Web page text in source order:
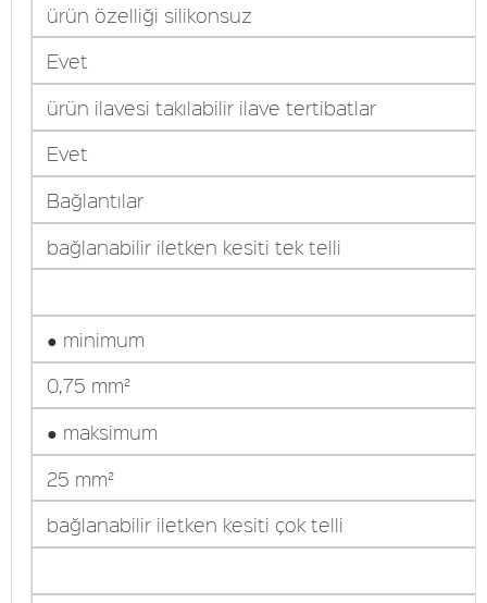
ürün özelliği silikonsuz
Evet
ürün ilavesi takılabilir ilave tertibatlar
Evet
Bağlantılar
bağlanabilir iletken kesiti tek telli
● minimum
0,75 mm²
● maksimum
25 mm²
bağlanabilir iletken kesiti çok telli